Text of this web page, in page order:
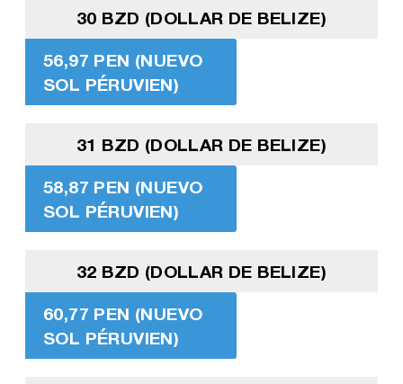
30 BZD (DOLLAR DE BELIZE)
56,97 PEN (NUEVO
SOL PÉRUVIEN)
31 BZD (DOLLAR DE BELIZE)
58,87 PEN (NUEVO
SOL PÉRUVIEN)
32 BZD (DOLLAR DE BELIZE)
60,77 PEN (NUEVO
SOL PÉRUVIEN)